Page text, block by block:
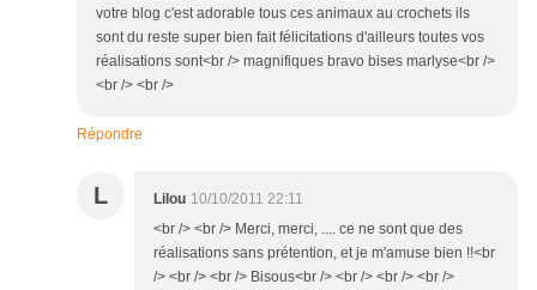
votre blog c'est adorable tous ces animaux au crochets ils
sont du reste super bien fait félicitations d'ailleurs toutes vos
réalisations sont<br /> magnifiques bravo bises marlyse<br />
<br /> <br />
Répondre
L Lilou 10/10/2011 22:11
<br /> <br /> Merci, merci, .... ce ne sont que des
réalisations sans prétention, et je m'amuse bien !!<br
/> <br /> <br /> Bisous<br /> <br /> <br /> <br />